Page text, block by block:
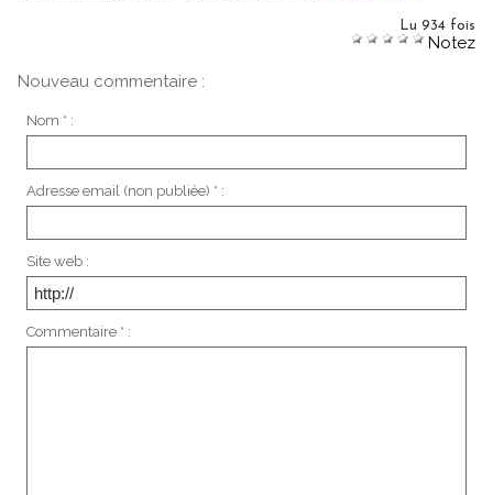
Lu 934 fois
Notez
Nouveau commentaire :
Nom * :
Adresse email (non publiée) * :
Site web :
Commentaire * :